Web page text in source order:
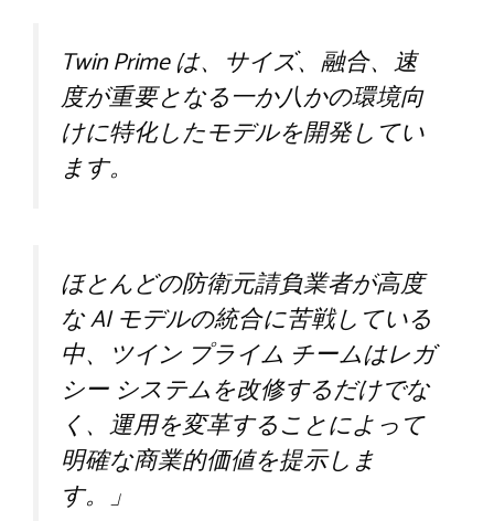
Twin Prime は、サイズ、融合、速
度が重要となる一か八かの環境向
けに特化したモデルを開発してい
ます。
ほとんどの防衛元請負業者が高度
な AI モデルの統合に苦戦している
中、ツイン プライム チームはレガ
シー システムを改修するだけでな
く、運用を変革することによって
明確な商業的価値を提示しま
す。」